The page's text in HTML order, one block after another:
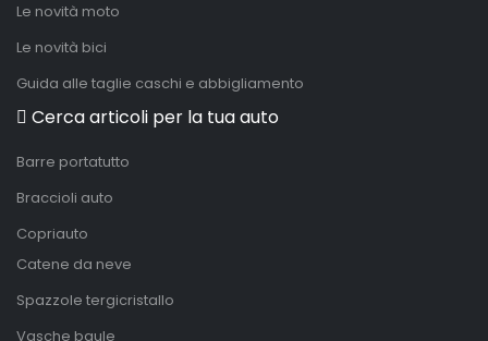
Le novità moto
Le novità bici
Guida alle taglie caschi e abbigliamento
Cerca articoli per la tua auto
Barre portatutto
Braccioli auto
Copriauto
Catene da neve
Spazzole tergicristallo
Vasche baule